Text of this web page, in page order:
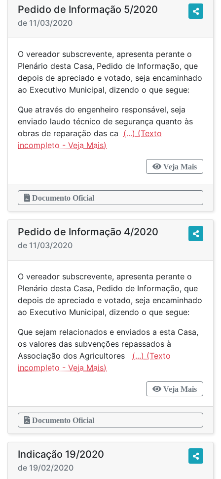
Pedido de Informação 5/2020
de 11/03/2020
O vereador subscrevente, apresenta perante o
Plenário desta Casa, Pedido de Informação, que
depois de apreciado e votado, seja encaminhado
ao Executivo Municipal, dizendo o que segue:
Que através do engenheiro responsável, seja
enviado laudo técnico de segurança quanto às
obras de reparação das ca (...)
Veja Mais
Documento Oficial
Pedido de Informação 4/2020
de 11/03/2020
O vereador subscrevente, apresenta perante o
Plenário desta Casa, Pedido de Informação, que
depois de apreciado e votado, seja encaminhado
ao Executivo Municipal, dizendo o que segue:
Que sejam relacionados e enviados a esta Casa,
os valores das subvenções repassados à
Associação dos Agricultores (...)
Veja Mais
Documento Oficial
Indicação 19/2020
de 19/02/2020